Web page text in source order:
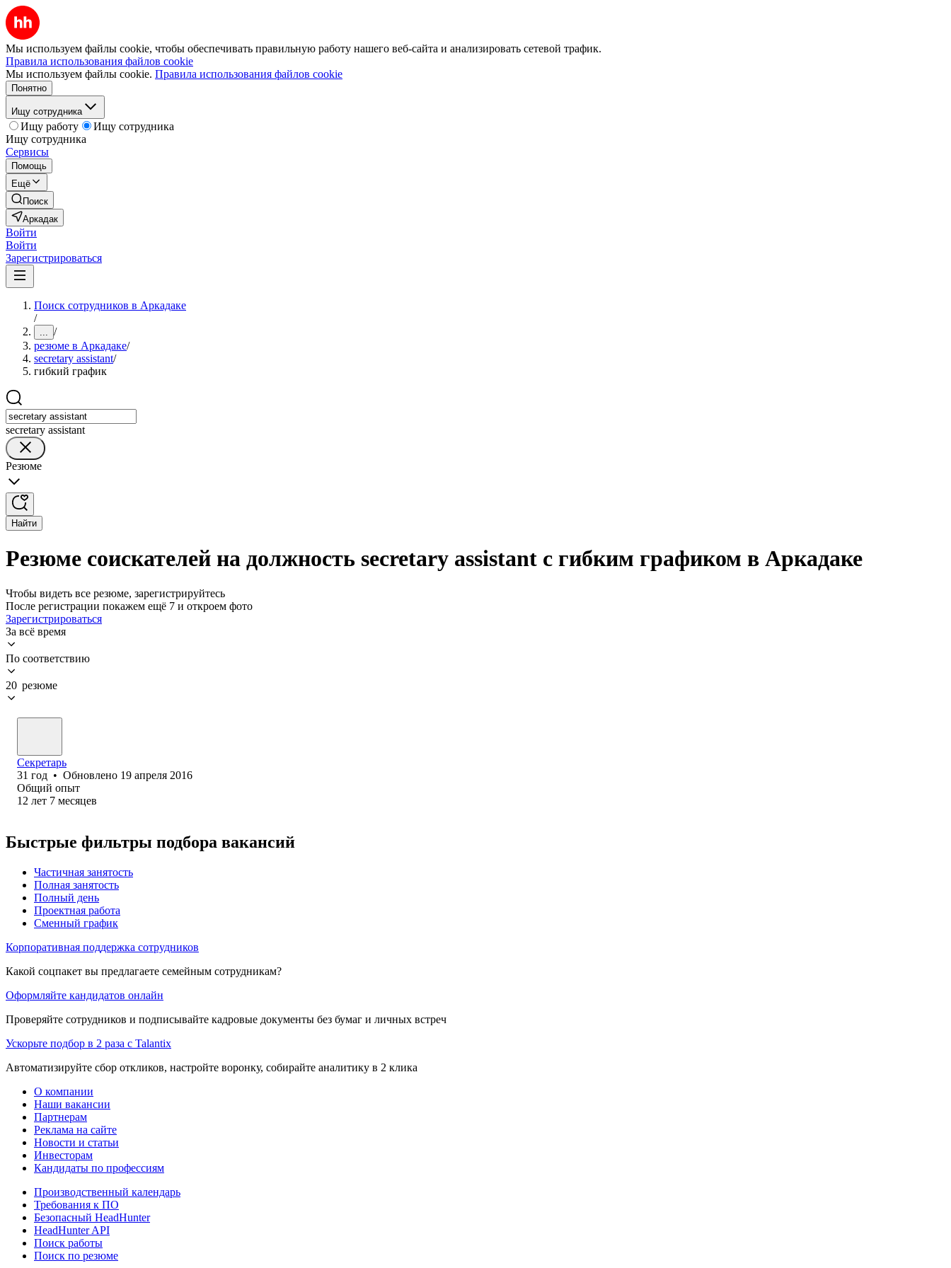
Мы используем файлы cookie, чтобы обеспечивать правильную работу нашего веб-сайта и анализировать сетевой трафик.
Правила использования файлов cookie
Мы используем файлы cookie. Правила использования файлов cookie
Понятно
Ищу сотрудника
Ищу работу
Ищу сотрудника
Ищу сотрудника
Сервисы
Помощь
Ещё
Поиск
Аркадак
Войти
Войти
Зарегистрироваться
Поиск сотрудников в Аркадаке
/
... /
резюме в Аркадаке/
secretary assistant/
гибкий график
secretary assistant
Резюме
Найти
Резюме соискателей на должность secretary assistant с гибким графиком в Аркадаке
Чтобы видеть все резюме, зарегистрируйтесь
После регистрации покажем ещё 7 и откроем фото
Зарегистрироваться
За всё время
По соответствию
20 резюме
Секретарь
31 год • Обновлено 19 апреля 2016
Общий опыт
12 лет 7 месяцев
Быстрые фильтры подбора вакансий
Частичная занятость
Полная занятость
Полный день
Проектная работа
Сменный график
Корпоративная поддержка сотрудников
Какой соцпакет вы предлагаете семейным сотрудникам?
Оформляйте кандидатов онлайн
Проверяйте сотрудников и подписывайте кадровые документы без бумаг и личных встреч
Ускорьте подбор в 2 раза с Talantix
Автоматизируйте сбор откликов, настройте воронку, собирайте аналитику в 2 клика
О компании
Наши вакансии
Партнерам
Реклама на сайте
Новости и статьи
Инвесторам
Кандидаты по профессиям
Производственный календарь
Требования к ПО
Безопасный HeadHunter
HeadHunter API
Поиск работы
Поиск по резюме